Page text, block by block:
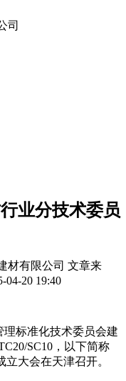
业分技术委员
材有限公司 文章来
04-20 19:40
标准化技术委员会建
SC10，以下简称
大会在天津召开。